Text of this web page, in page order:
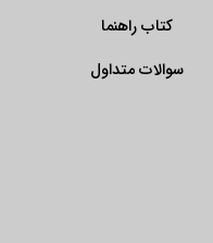
کتاب راهنما
سوالات متداول